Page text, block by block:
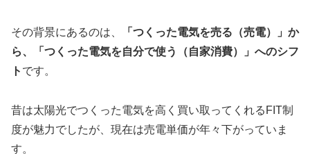
その背景にあるのは、
「つくった電気を売る（売電）」か
ら、「つくった電気を自分で使う（自家消費）」へのシフ
ト です。
昔は太陽光でつくった電気を高く買い取ってくれるFIT制
度が魅力でしたが、現在は売電単価が年々下がっていま
す。